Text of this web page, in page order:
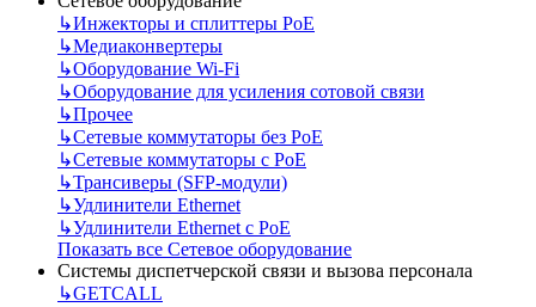
↳Инжекторы и сплиттеры РоЕ
↳Медиаконвертеры
↳Оборудование Wi-Fi
↳Оборудование для усиления сотовой связи
↳Прочее
↳Сетевые коммутаторы без РоЕ
↳Сетевые коммутаторы с РоЕ
↳Трансиверы (SFP-модули)
↳Удлинители Ethernet
↳Удлинители Ethernet с PoE
Показать все Сетевое оборудование
Системы диспетчерской связи и вызова персонала
↳GETCALL